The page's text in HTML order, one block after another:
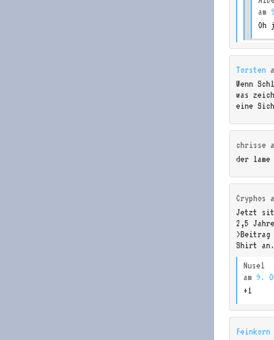
am
Oh
Torsten
Wenn
was
eine
chrisse
der lame
Cryphos
Jetzt
2,5
>Beitrag
Shirt
Nusel
am 9.
+1
Feinkorn